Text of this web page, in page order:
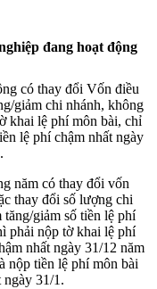
đang hoạt động
có thay đổi Vốn điều
giảm chi nhánh, không
khai lệ phí môn bài, chỉ
lệ phí chậm nhất ngày
năm có thay đổi vốn
thay đổi số lượng chi
tăng/giảm số tiền lệ phí
phải nộp tờ khai lệ phí
nhất ngày 31/12 năm
nộp tiền lệ phí môn bài
ngày 31/1.